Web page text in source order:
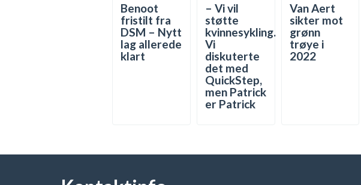
Benoot
fristilt fra
DSM – Nytt
lag allerede
klart
– Vi vil
støtte
kvinnesykling.
Vi
diskuterte
det med
QuickStep,
men Patrick
er Patrick
Van Aert
sikter mot
grønn
trøye i
2022